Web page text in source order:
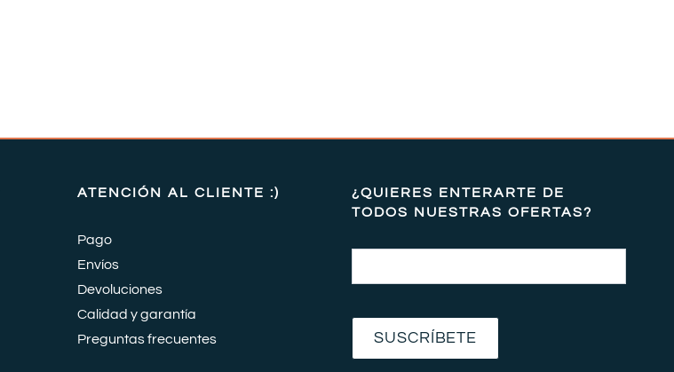
ATENCIÓN AL CLIENTE :)
Pago
Envíos
Devoluciones
Calidad y garantía
Preguntas frecuentes
¿QUIERES ENTERARTE DE
TODOS NUESTRAS OFERTAS?
SUSCRÍBETE